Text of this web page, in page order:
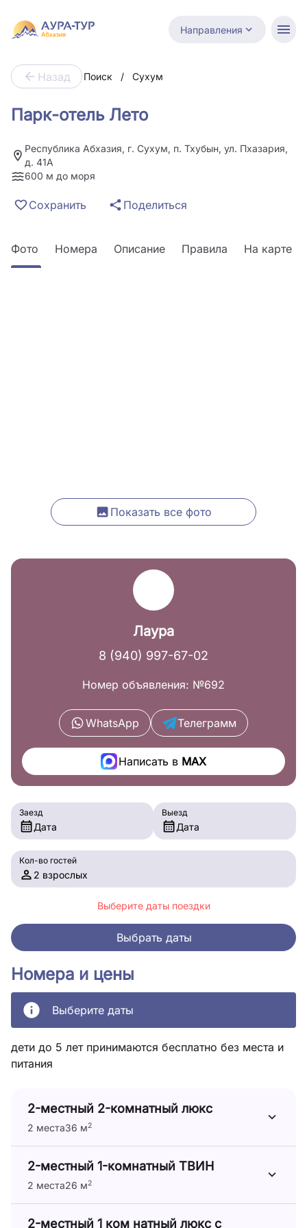
Направления
Назад Поиск / Сухум
Парк-отель Лето
Республика Абхазия, г. Сухум, п. Тхубын, ул. Пхазария,
д. 41А
600 м до моря
Сохранить Поделиться
Фото Номера Описание Правила На карте
Показать все фото
Номера и цены
Выберите даты
дети до 5 лет принимаются бесплатно без места и
питания
2-местный 2-комнатный люкс
2 места36 м2
2-местный 1-комнатный ТВИН
2 места26 м2
2-местный 1 ком натный люкс с
Лаура
8 (940) 997-67-02
Номер объявления: №692
WhatsApp Телеграмм
Написать вMAX
Заезд
Дата
Выезд
Дата
Кол-во гостей
2 взрослых
Выберите даты поездки
Выбрать даты